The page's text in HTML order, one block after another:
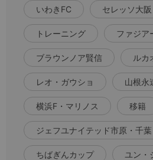
いわきFC セレッソ大阪
トレーニング ファジア
ブラウンノア賢信 ルカ
レオ・ガウショ 山根永
横浜F・マリノス 移籍
ジェフユナイテッド市原・千葉
ちばぎんカップ ユン・